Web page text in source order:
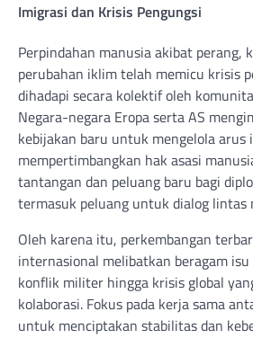
Imigrasi dan Krisis Pengungsi
Perpindahan manusia akibat perang,
perubahan iklim telah memicu krisis
dihadapi secara kolektif oleh
Negara-negara Eropa serta AS
kebijakan baru untuk mengelola arus
mempertimbangkan hak asasi
tantangan dan peluang baru bagi
termasuk peluang untuk dialog lintas
Oleh karena itu, perkembangan
internasional melibatkan beragam
konflik militer hingga krisis global
kolaborasi. Fokus pada kerja sama
untuk menciptakan stabilitas dan